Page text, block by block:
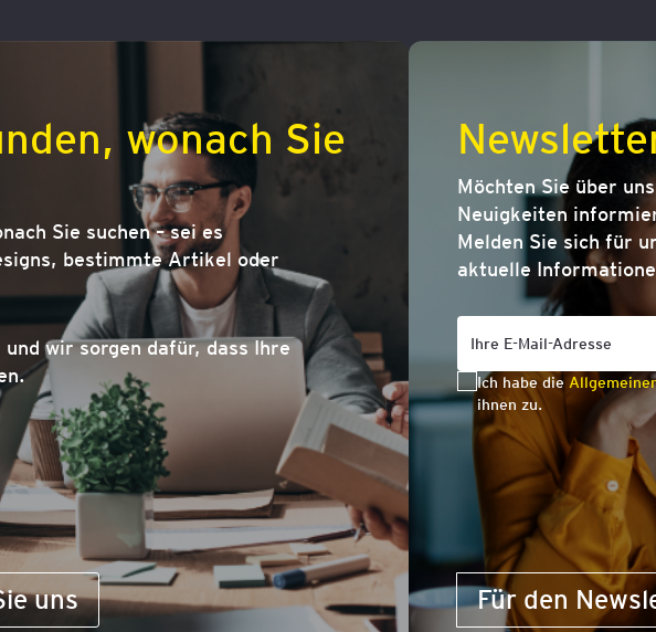
wonach Sie
Sie suchen – sei es
bestimmte Artikel oder
wir sorgen dafür, dass Ihre
uns
Möchten Sie über
Neuigkeiten
Melden Sie sich für
aktuelle
Ich habe die
ihnen zu.
Für den